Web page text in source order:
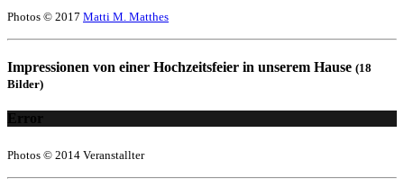
Photos © 2017 Matti M. Matthes
Impressionen von einer Hochzeitsfeier in unserem Hause (18
Bilder)
Error
Photos © 2014 Veranstallter